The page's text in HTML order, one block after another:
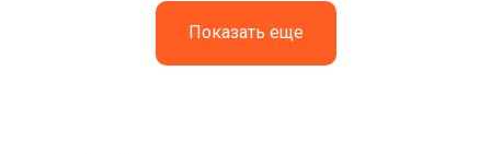
Показать еще